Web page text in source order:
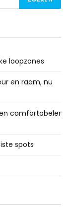
loopzones
en raam, nu
comfortabeler
spots